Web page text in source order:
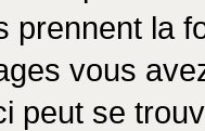
prennent la
vous
peut se